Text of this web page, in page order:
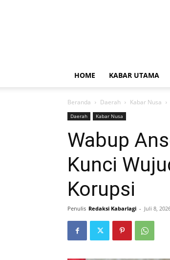
HOME KABAR UTAMA
Beranda Daerah Kabar Nusa
Daerah Kabar Nusa
Wabup
Kunci
Korupsi
Penulis Redaksi Kabarlagi - Juli 8,